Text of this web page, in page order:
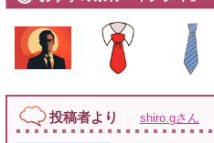
投稿者より shiro.gさん